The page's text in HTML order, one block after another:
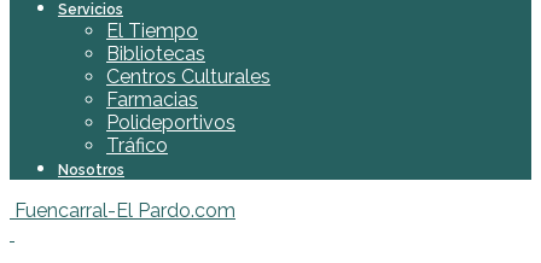
Servicios
El Tiempo
Bibliotecas
Centros Culturales
Farmacias
Polideportivos
Tráfico
Nosotros
Fuencarral-El Pardo.com